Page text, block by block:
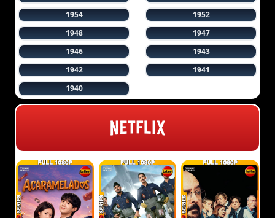
1954
1952
1948
1947
1946
1943
1942
1941
1940